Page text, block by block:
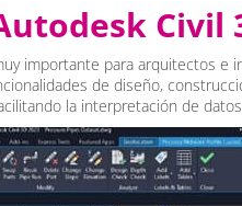
Civil
importante para arquitectos e
de diseño,
la interpretación de